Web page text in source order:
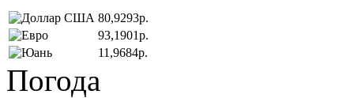
80,9293р.
93,1901р.
11,9684р.
Погода